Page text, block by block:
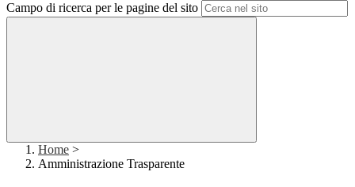
Campo di ricerca per le pagine del sito
Home >
Amministrazione Trasparente